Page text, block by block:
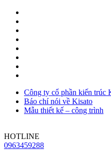
Công ty cổ phần kiến trúc
Báo chí nói về Kisato
Mẫu thiết kế – công trình
HOTLINE
0963459288